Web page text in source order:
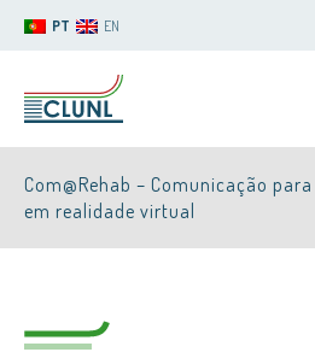
PT EN
Com@Rehab – Comunicação
em realidade virtual